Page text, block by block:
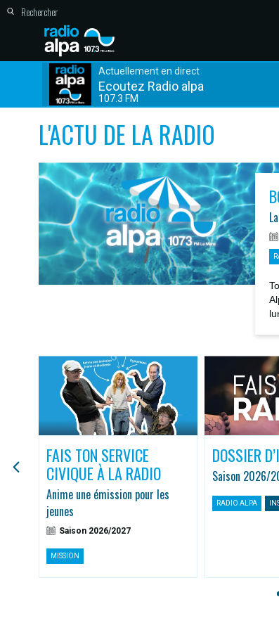
Actuellement en direct
Ecoutez Radio alpa
107.3 FM
L'ACTU DE LA RADIO
FAIS TON SERVICE
CIVIQUE À LA RADIO
Anime une émission pour les
jeunes
Saison 2026/2027
MISSION
DOSSIER
Saison 2026/
RADIO ALPA